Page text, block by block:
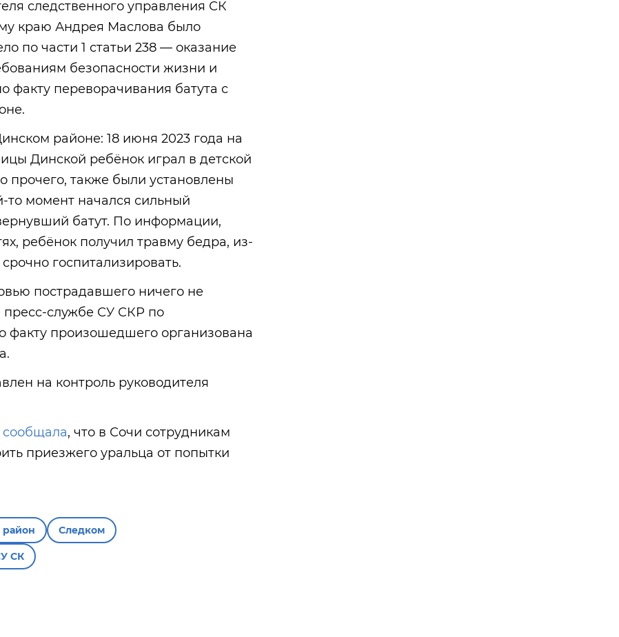
следственного управления СК
краю Андрея Маслова было
по части 1 статьи 238 — оказание
безопасности жизни и
факту переворачивания батута с
районе: 18 июня 2023 года на
Динской ребёнок играл в детской
прочего, также были установлены
то момент начался сильный
батут. По информации,
ребёнок получил травму бедра, из-
госпитализировать.
пострадавшего ничего не
пресс-службе СУ СКР по
факту произошедшего организована
на контроль руководителя
сообщала, что в Сочи сотрудникам
приезжего уральца от попытки
Следком
СК